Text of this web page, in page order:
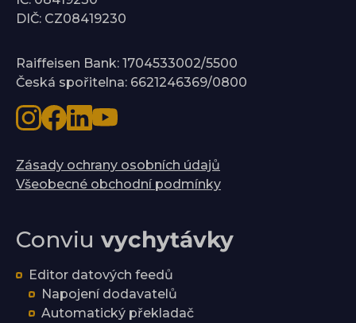
DIČ: CZ08419230
Raiffeisen Bank: 1704533002/5500
Česká spořitelna: 6621246369/0800
Zásady ochrany osobních údajů
Všeobecné obchodní podmínky
Conviu vychytávky
Editor datových feedů
Napojení dodavatelů
Automatický překladač